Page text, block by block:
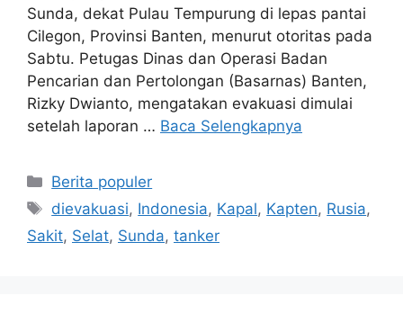
Sunda, dekat Pulau Tempurung di lepas pantai
Cilegon, Provinsi Banten, menurut otoritas pada
Sabtu. Petugas Dinas dan Operasi Badan
Pencarian dan Pertolongan (Basarnas) Banten,
Rizky Dwianto, mengatakan evakuasi dimulai
setelah laporan … Baca Selengkapnya
Kategori
Berita populer
Tag
dievakuasi, Indonesia, Kapal, Kapten, Rusia,
Sakit, Selat, Sunda, tanker